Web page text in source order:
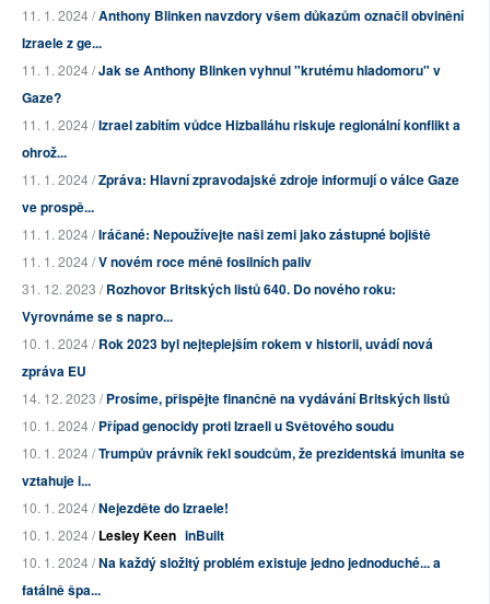
11. 1. 2024 /Anthony Blinken navzdory všem důkazům označil obvinění
Izraele z ge...
11. 1. 2024 /Jak se Anthony Blinken vyhnul "krutému hladomoru" v
Gaze?
11. 1. 2024 /Izrael zabitím vůdce Hizballáhu riskuje regionální konflikt a
ohrož...
11. 1. 2024 /Zpráva: Hlavní zpravodajské zdroje informují o válce Gaze
ve prospě...
11. 1. 2024 /Iráčané: Nepoužívejte naši zemi jako zástupné bojiště
11. 1. 2024 /V novém roce méně fosilních paliv
31. 12. 2023 /Rozhovor Britských listů 640. Do nového roku:
Vyrovnáme se s napro...
10. 1. 2024 /Rok 2023 byl nejteplejším rokem v historii, uvádí nová
zpráva EU
14. 12. 2023 /Prosíme, přispějte finančně na vydávání Britských listů
10. 1. 2024 /Případ genocidy proti Izraeli u Světového soudu
10. 1. 2024 /Trumpův právník řekl soudcům, že prezidentská imunita se
vztahuje i...
10. 1. 2024 /Nejezděte do Izraele!
10. 1. 2024 /Lesley Keen inBuilt
10. 1. 2024 /Na každý složitý problém existuje jedno jednoduché... a
fatálně špa...